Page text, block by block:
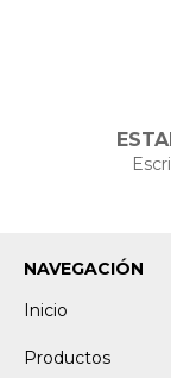
NAVEGACIÓN
Inicio
Productos